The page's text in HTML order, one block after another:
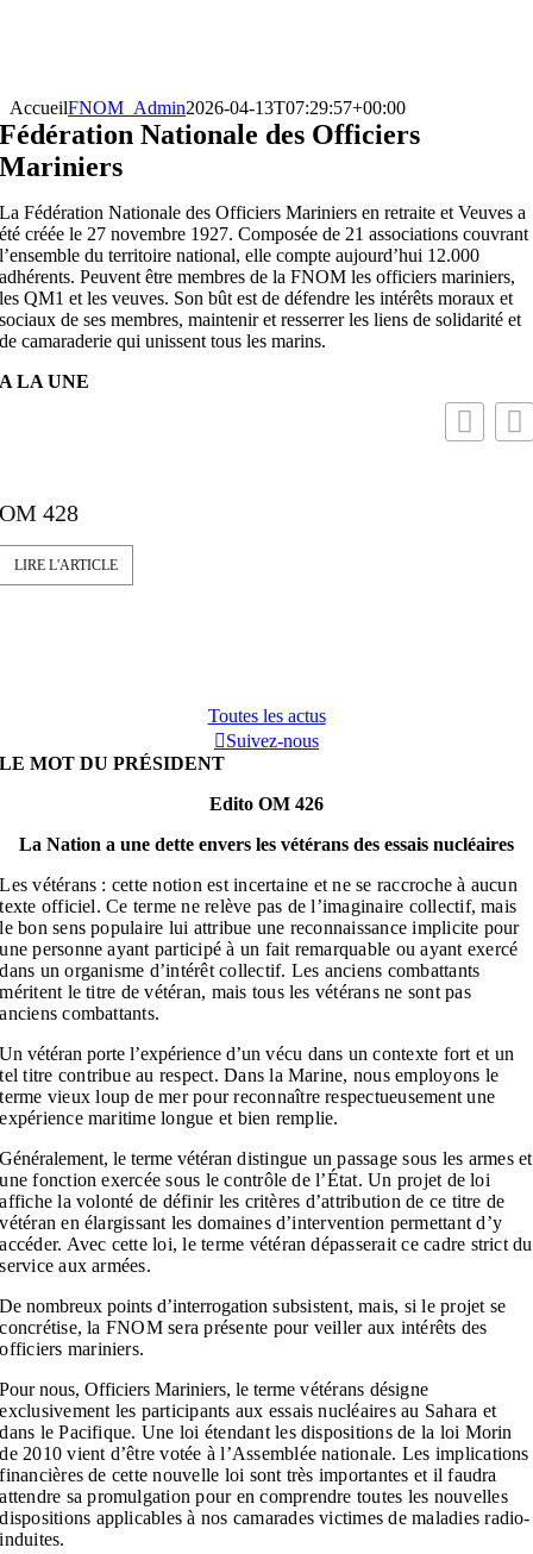
AccueilFNOM_Admin2026-04-13T07:29:57+00:00
Fédération Nationale des Officiers
Mariniers
La Fédération Nationale des Officiers Mariniers en retraite et Veuves a
été créée le 27 novembre 1927. Composée de 21 associations couvrant
l’ensemble du territoire national, elle compte aujourd’hui 12.000
adhérents. Peuvent être membres de la FNOM les officiers mariniers,
les QM1 et les veuves. Son bût est de défendre les intérêts moraux et
sociaux de ses membres, maintenir et resserrer les liens de solidarité et
de camaraderie qui unissent tous les marins.
A LA UNE
OM 428
LIRE L'ARTICLE
Toutes les actus
Suivez-nous
LE MOT DU PRÉSIDENT
Edito OM 426
La Nation a une dette envers les vétérans des essais nucléaires
Les vétérans : cette notion est incertaine et ne se raccroche à aucun
texte officiel.Ce terme ne relève pas de l’imaginaire collectif, mais
le bon sens populaire lui attribue une reconnaissance implicite pour
une personne ayant participé à un fait remarquable ou ayant exercé
dans un organisme d’intérêt collectif. Les anciens combattants
méritent le titre de vétéran, mais tous les vétérans ne sont pas
anciens combattants.
Un vétéran porte l’expérience d’unvécu dans un contexte fort et un
tel titre contribue au respect. Dans la Marine, nous employons le
terme vieuxloup de mer pour reconnaîtrerespectueusement une
expériencemaritime longue et bien remplie.
Généralement, le terme vétérandistingue un passage sous les armes et
une fonction exercée sous le contrôle del’État. Un projet de loi
affiche la volonté de définir les critères d’attribution de ce titre de
vétéran en élargissant les domaines d’intervention permettantd’y
accéder. Avec cette loi, le terme vétéran dépasserait ce cadre strict du
service aux armées.
De nombreux points d’interrogationsubsistent, mais, si le projet se
concrétise, la FNOM sera présente pour veiller aux intérêts des
officiers mariniers.
Pour nous, Officiers Mariniers, le termevétérans désigne
exclusivement les participants aux essais nucléairesau Sahara et
dans le Pacifique. Une loi étendant les dispositions de la loi Morin
de 2010 vient d’être votée àl’Assemblée nationale. Les implications
financières de cette nouvelle loi sont très importantes et il faudra
attendre sa promulgation pour en comprendre toutes les nouvelles
dispositions applicables à nos camarades victimesde maladies radio-
induites.